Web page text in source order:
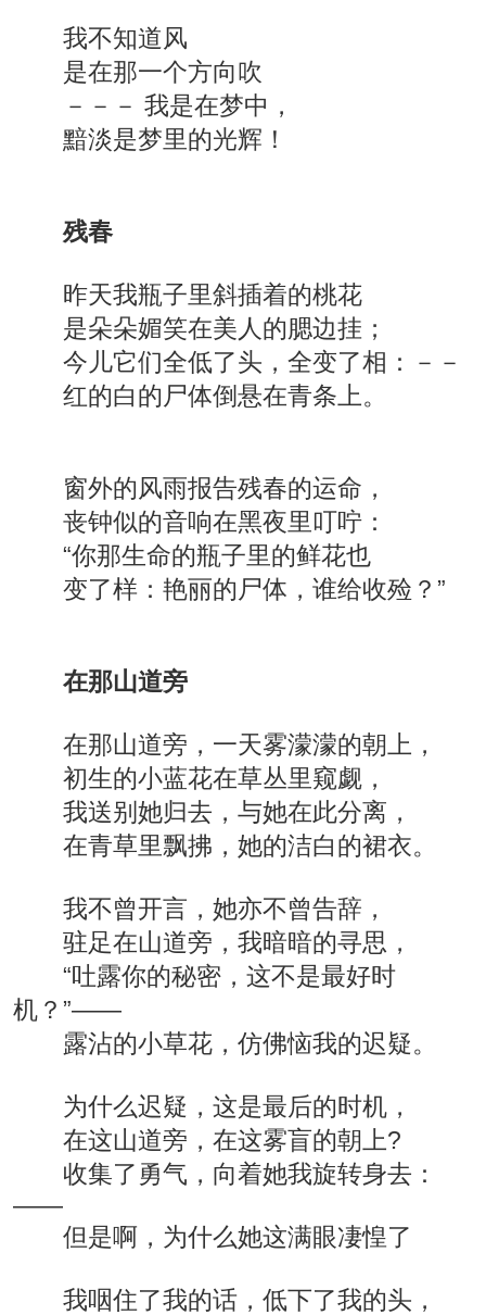
我不知道风
是在那一个方向吹
－－－ 我是在梦中，
黯淡是梦里的光辉！
残春
昨天我瓶子里斜插着的桃花
是朵朵媚笑在美人的腮边挂；
今儿它们全低了头，全变了相：－－
红的白的尸体倒悬在青条上。
窗外的风雨报告残春的运命，
丧钟似的音响在黑夜里叮咛：
“你那生命的瓶子里的鲜花也
变了样：艳丽的尸体，谁给收殓？”
在那山道旁
在那山道旁，一天雾濛濛的朝上，
初生的小蓝花在草丛里窥觑，
我送别她归去，与她在此分离，
在青草里飘拂，她的洁白的裙衣。
我不曾开言，她亦不曾告辞，
驻足在山道旁，我暗暗的寻思，
“吐露你的秘密，这不是最好时
机？”——
露沾的小草花，仿佛恼我的迟疑。
为什么迟疑，这是最后的时机，
在这山道旁，在这雾盲的朝上?
收集了勇气，向着她我旋转身去：
——
但是啊，为什么她这满眼凄惶了
我咽住了我的话，低下了我的头，